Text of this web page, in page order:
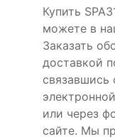
Купить
можете в
Заказать
доставкой
или через
сайте. Мы